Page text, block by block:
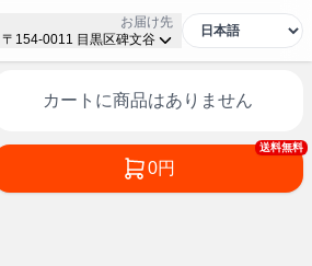
お届け先
〒154-0011 目黒区碑文谷
カートに商品はありません
送料無料
0円